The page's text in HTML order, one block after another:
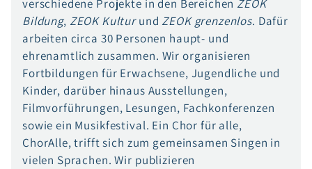
verschiedene Projekte in den Bereichen ZEOK
Bildung, ZEOK Kulturund ZEOK grenzenlos. Dafür
arbeiten circa 30 Personen haupt- und
ehrenamtlich zusammen. Wir organisieren
Fortbildungen für Erwachsene, Jugendliche und
Kinder, darüber hinaus Ausstellungen,
Filmvorführungen, Lesungen, Fachkonferenzen
sowie ein Musikfestival. Ein Chor für alle,
ChorAlle, trifft sich zum gemeinsamen Singen in
vielen Sprachen. Wir publizieren